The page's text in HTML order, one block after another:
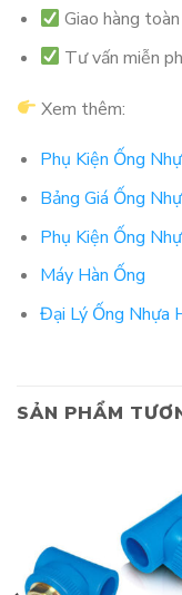
Giao hàng
Tư vấn miễn
Xem thêm:
Phụ Kiện Ống
Bảng Giá Ống
Phụ Kiện Ống
Máy Hàn Ống
Đại Lý Ống Nhựa
SẢN PHẨM